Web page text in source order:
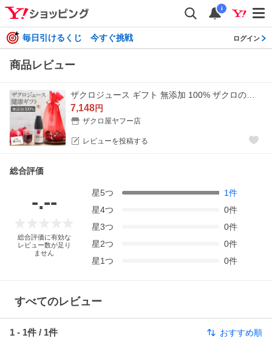
i
毎日引けるくじ 今すぐ挑戦 ログイン
商品レビュー
7,148円
ザクロ屋ヤフー店
レビューを投稿する
総合評価
-.--
総合評価に有効な
レビュー数が足り
ません
星5つ 1件
星4つ 0件
星3つ 0件
星2つ 0件
星1つ 0件
すべてのレビュー
1 - 1件 / 1件 おすすめ順